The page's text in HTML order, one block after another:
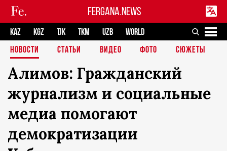
FERGANA.NEWS
KAZ KGZ TJK TKM UZB
WORLD
НОВОСТИ
СТАТЬИ ВИДЕО ФОТО СЮЖЕТЫ
Алимов: Гражданский
журнализм и социальные
медиа помогают
демократизации